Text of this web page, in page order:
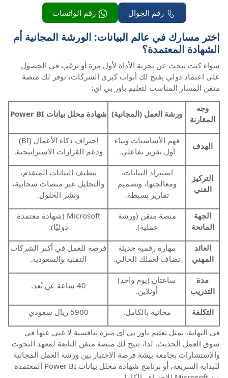
رقم الجوال
رقم الواتساب
اختر مسارك في عالم البيانات: الورشة المجانية أم
الشهادة المعتمدة؟
سواء كنت تبحث عن تجربة الأداة لأول مرة أو ترغب في الحصول
على اعتماد دولي يفتح لك أبواب كبرى الشركات، توفر لك منصة
متقن المسار المناسب لتعليم باور بي اي:
وجه
المقارنة
ورشة العمل (المجانية) شهادة محلل بيانات Power BI
الهدف
فهم الأساسيات وبناء
أول تقرير تفاعلي.
احتراف ذكاء الأعمال (BI)
ودعم القرارات الاستراتيجية.
التركيز
الفني
استيراد البيانات،
ومعالجتها، وتصميم
تقارير بسيطة.
تنظيف البيانات المتقدم،
والتحليل عبر منصات سحابية،
ونشر الحلول.
الجهة
المانحة
منصة متقن (ورشة
عملية).
Microsoft (شهادة معتمدة
دوليًا).
العائد
المهني
مهارة رقمية حديثة
تضاف لعملك الحالي.
فرصة للعمل في أكبر الشركات
التقنية والسعودية.
مدة
التدريب
ساعتان (يوم واحد)
أونلاين.
40 ساعة عن بُعد.
التكلفة مجانية بالكامل.
5900 ريال سعودي
في النهاية، يمثل تعليم باور بي اي ميزة تنافسية لا غنى عنها في
سوق العمل الحديث. لذا، تتيح لك منصة متقن التابعة لمعهد البحوث
والاستشارات بجامعة بيشة فرصة الاختيار بين ورشة العمل المجانية
للبداية السريعة، أو برنامج شهادة محلل بيانات Power BI المعتمدة